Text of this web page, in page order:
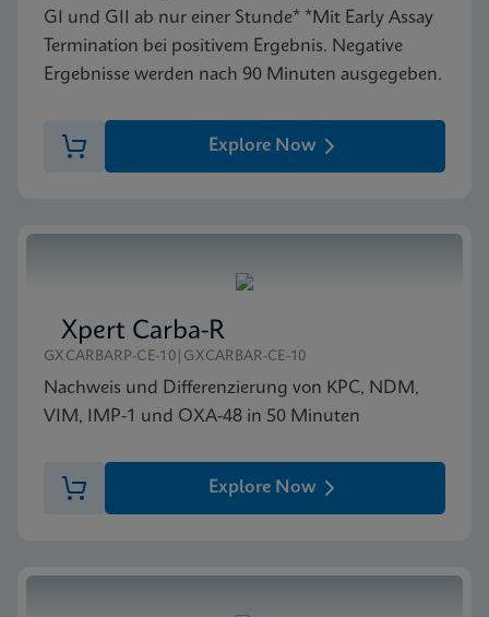
GI und GII ab nur einer Stunde* *Mit Early Assay
Termination bei positivem Ergebnis. Negative
Ergebnisse werden nach 90 Minuten ausgegeben.
Explore Now
Xpert Carba-R
GXCARBARP-CE-10|GXCARBAR-CE-10
Nachweis und Differenzierung von KPC, NDM,
VIM, IMP-1 und OXA-48 in 50 Minuten
Explore Now